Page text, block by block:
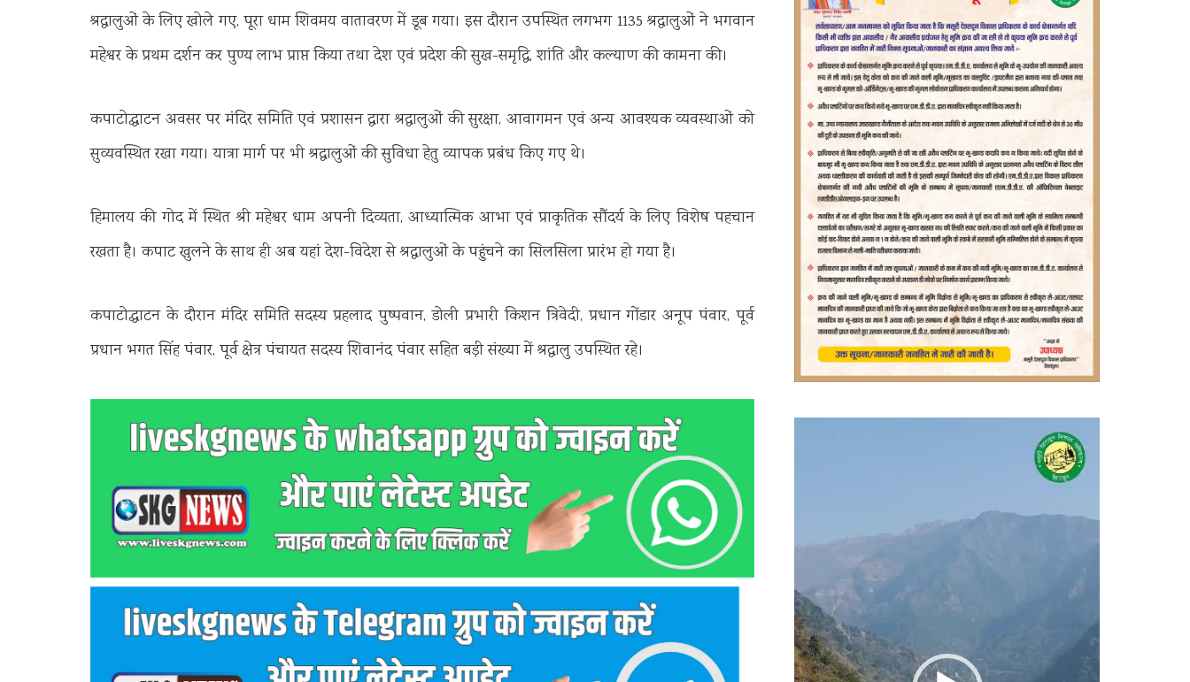
श्रद्धालुओं के लिए खोले गए, पूरा धाम शिवमय वातावरण में डूब गया। इस दौरान उपस्थित लगभग 1135 श्रद्धालुओं ने भगवान
मद्महेश्वर के प्रथम दर्शन कर पुण्य लाभ प्राप्त किया तथा देश एवं प्रदेश की सुख-समृद्धि, शांति और कल्याण की कामना की।
कपाटोद्घाटन अवसर पर मंदिर समिति एवं प्रशासन द्वारा श्रद्धालुओं की सुरक्षा, आवागमन एवं अन्य आवश्यक व्यवस्थाओं को
सुव्यवस्थित रखा गया। यात्रा मार्ग पर भी श्रद्धालुओं की सुविधा हेतु व्यापक प्रबंध किए गए थे।
हिमालय की गोद में स्थित श्री मद्महेश्वर धाम अपनी दिव्यता, आध्यात्मिक आभा एवं प्राकृतिक सौंदर्य के लिए विशेष पहचान
रखता है। कपाट खुलने के साथ ही अब यहां देश-विदेश से श्रद्धालुओं के पहुंचने का सिलसिला प्रारंभ हो गया है।
कपाटोद्घाटन के दौरान मंदिर समिति सदस्य प्रहलाद पुष्पवान, डोली प्रभारी किशन त्रिवेदी, प्रधान गोंडार अनूप पंवार, पूर्व
प्रधान भगत सिंह पंवार, पूर्व क्षेत्र पंचायत सदस्य शिवानंद पंवार सहित बड़ी संख्या में श्रद्धालु उपस्थित रहे।